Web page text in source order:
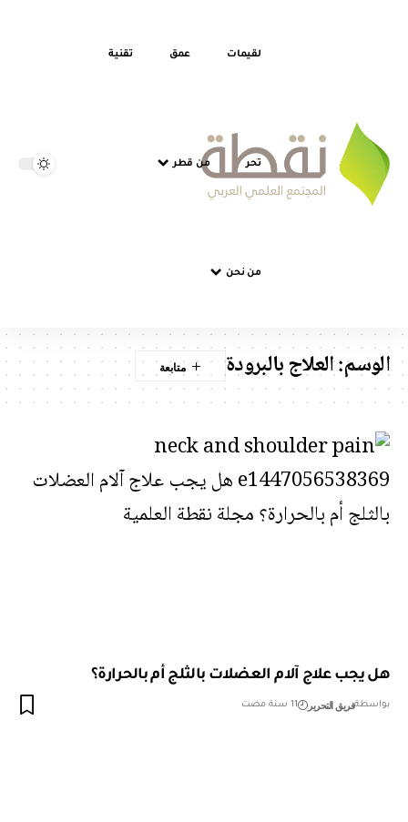
لقيمات عمق تقنية
تحر من قطر
من نحن
الوسم:العلاج بالبرودة
هل يجب علاج آلام العضلات بالثلج أم بالحرارة؟
بواسطةفريق التحرير 11 سنة مضت